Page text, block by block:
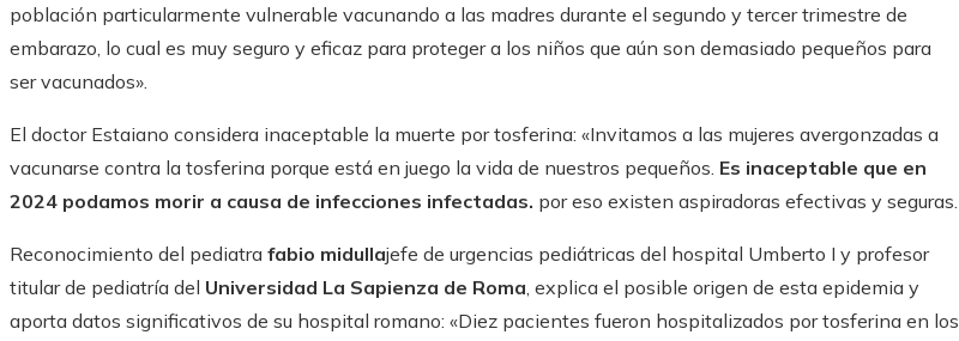
población particularmente vulnerable vacunando a las madres durante el segundo y tercer trimestre de
embarazo, lo cual es muy seguro y eficaz para proteger a los niños que aún son demasiado pequeños para
ser vacunados».
El doctor Estaiano considera inaceptable la muerte por tosferina: «Invitamos a las mujeres avergonzadas a
vacunarse contra la tosferina porque está en juego la vida de nuestros pequeños. Es inaceptable que en
2024 podamos morir a causa de infecciones infectadas. por eso existen aspiradoras efectivas y seguras.
Reconocimiento del pediatra fabio midullajefe de urgencias pediátricas del hospital Umberto I y profesor
titular de pediatría del Universidad La Sapienza de Roma, explica el posible origen de esta epidemia y
aporta datos significativos de su hospital romano: «Diez pacientes fueron hospitalizados por tosferina en los